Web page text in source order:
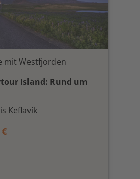
mit Westfjorden
Island: Rund um
Keflavík